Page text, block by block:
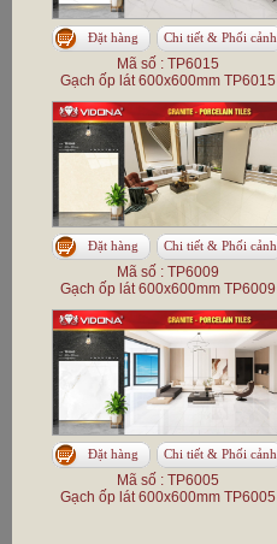
Đặt hàng Chi tiết & Phối cảnh
Mã số : TP6015
Gạch ốp lát 600x600mm TP6015
Đặt hàng Chi tiết & Phối cảnh
Mã số : TP6009
Gạch ốp lát 600x600mm TP6009
Đặt hàng Chi tiết & Phối cảnh
Mã số : TP6005
Gạch ốp lát 600x600mm TP6005